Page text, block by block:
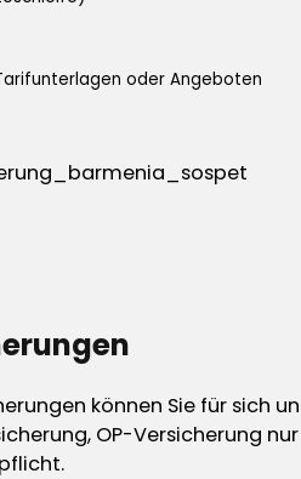
oder Angeboten
können Sie für sich
OP-Versicherung